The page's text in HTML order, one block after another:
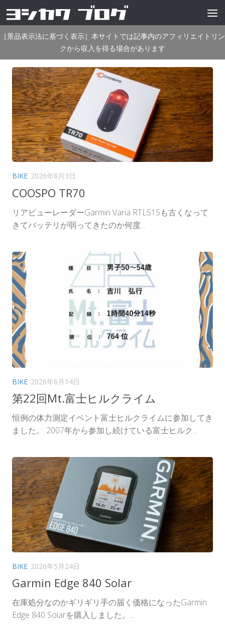
コンテンツへスキップ
［景品表示法に基づく表示］本サイトでは記事内のアフィリエイトリン
クから収入を得る場合があります
BIKE 2026年8月3日
COOSPO TR70
リアビューレーダーGarmin Varia RTL515も古くなって
きてバッテリが弱ってきたのか何度...
BIKE 2026年6月14日
第22回Mt.富士ヒルクライム
恒例の体力測定イベント富士ヒルクライムに参加してき
ました。 2007年から参加し続けている富士ヒルク...
BIKE 2026年5月24日
Garmin Edge 840 Solar
在庫処分なのかギリギリ手の届く価格になったGarmin
Edge 840 Solarを購入しました。...